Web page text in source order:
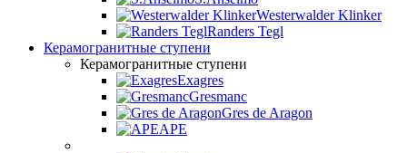
Westerwalder Klinker
Randers Tegl
Керамогранитные ступени
Керамогранитные ступени
Exagres
Gresmanc
Gres de Aragon
APE